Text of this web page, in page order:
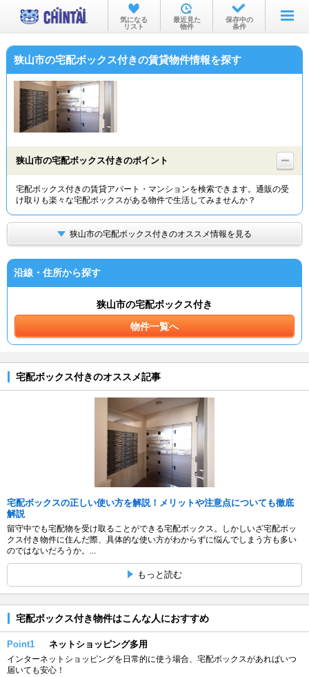
お部屋を探す
沿線・駅から
物件特集から
TOP
気になる
リスト
最近見た
物件
保存中の
条件
狭山市の宅配ボックス付きの賃貸物件情報を探す
狭山市の宅配ボックス付きのポイント
宅配ボックス付きの賃貸アパート・マンションを検索できます。通販の受
け取りも楽々な宅配ボックスがある物件で生活してみませんか？
狭山市の宅配ボックス付きのオススメ情報を見る
沿線・住所から探す
狭山市の宅配ボックス付き
物件一覧へ
宅配ボックス付きのオススメ記事
宅配ボックスの正しい使い方を解説！メリットや注意点についても徹底
解説
留守中でも宅配物を受け取ることができる宅配ボックス。しかしいざ宅配ボッ
クス付き物件に住んだ際、具体的な使い方がわからずに悩んでしまう方も多い
のではないだろうか。...
もっと読む
宅配ボックス付き物件はこんな人におすすめ
Point1 ネットショッピング多用
インターネットショッピングを日常的に使う場合、宅配ボックスがあればいつ
届いても安心！